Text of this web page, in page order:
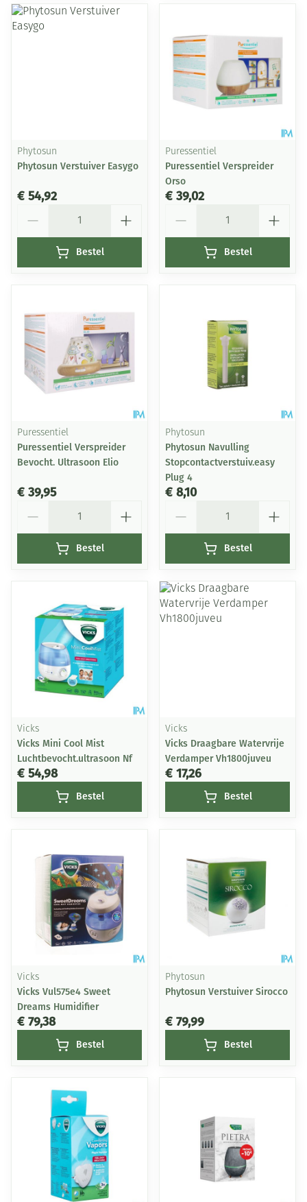
Phytosun
Phytosun Verstuiver Easygo
€ 54,92
Bestel
Puressentiel
Puressentiel Verspreider
Orso
€ 39,02
Bestel
Puressentiel
Puressentiel Verspreider
Bevocht. Ultrasoon Elio
€ 39,95
Bestel
Phytosun
Phytosun Navulling
Stopcontactverstuiv.easy
Plug 4
€ 8,10
Bestel
Vicks
Vicks Mini Cool Mist
Luchtbevocht.ultrasoon Nf
€ 54,98
Bestel
Vicks
Vicks Draagbare Watervrije
Verdamper Vh1800juveu
€ 17,26
Bestel
Vicks
Vicks Vul575e4 Sweet
Dreams Humidifier
€ 79,38
Bestel
Phytosun
Phytosun Verstuiver Sirocco
€ 79,99
Bestel